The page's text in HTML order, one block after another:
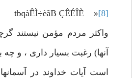
tbqàÊÌ÷èãB ÇÊÉÎÈ »[8]
واکثر مردم مؤمن نیستند
آنها) رغبت بسیار داری ، و چه
است آیات خداوند در